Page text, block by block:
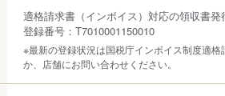
適格請求書（インボイス）対応の領収書発
登録番号：T7010001150010
※最新の登録状況は国税庁インボイス制度適
か、店舗にお問い合わせください。